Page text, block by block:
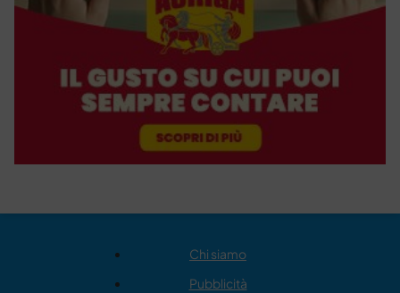
Chi siamo
Pubblicità